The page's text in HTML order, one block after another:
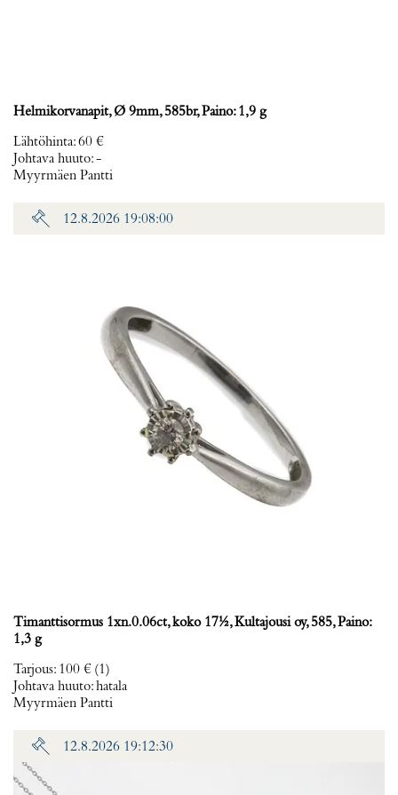
Helmikorvanapit, Ø 9mm, 585br, Paino: 1,9 g
Lähtöhinta:60 €
Johtava huuto:-
Myyrmäen Pantti
12.8.2026 19:08:00
Timanttisormus 1xn.0.06ct, koko 17½, Kultajousi oy, 585, Paino:
1,3 g
Tarjous: 100 € (1)
Johtava huuto:hatala
Myyrmäen Pantti
12.8.2026 19:12:30